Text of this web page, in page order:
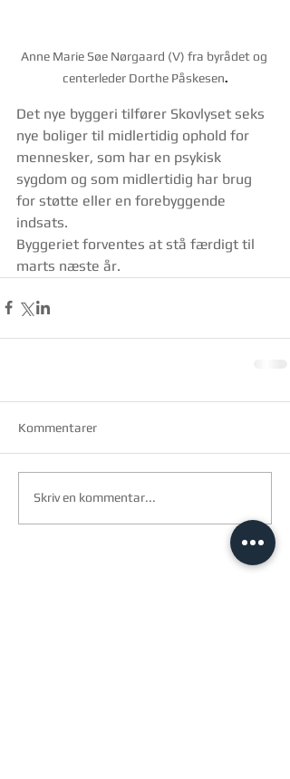
Anne Marie Søe Nørgaard (V) fra byrådet og
centerleder Dorthe Påskesen.
Det nye byggeri tilfører Skovlyset seks
nye boliger til midlertidig ophold for
mennesker, som har en psykisk
sygdom og som midlertidig har brug
for støtte eller en forebyggende
indsats.
Byggeriet forventes at stå færdigt til
marts næste år.
Kommentarer
Skriv en kommentar...